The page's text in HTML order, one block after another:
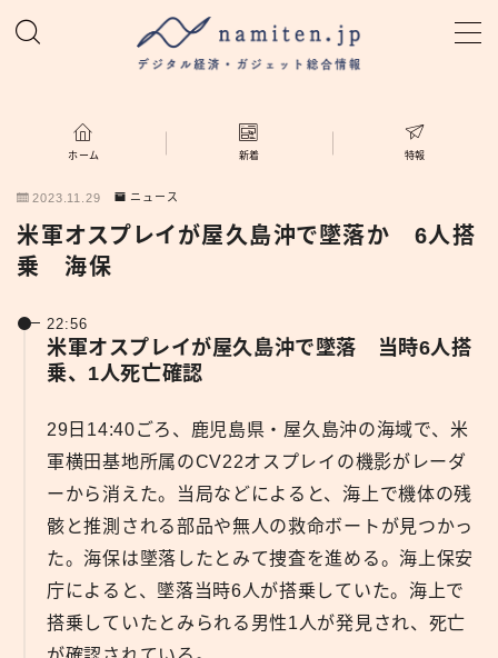
ホーム
新着
namiten.jp
ホーム 新着 特報
2023.11.29 ニュース
米軍オスプレイが屋久島沖で墜落か 6人搭
乗 海保
22:56
米軍オスプレイが屋久島沖で墜落 当時6人搭
乗、1人死亡確認
29日14:40ごろ、鹿児島県・屋久島沖の海域で、米
軍横田基地所属のCV22オスプレイの機影がレーダ
ーから消えた。当局などによると、海上で機体の残
骸と推測される部品や無人の救命ボートが見つかっ
た。海保は墜落したとみて捜査を進める。海上保安
庁によると、墜落当時6人が搭乗していた。海上で
搭乗していたとみられる男性1人が発見され、死亡